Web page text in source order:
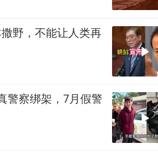
野，不能让人类再
警察绑架，7月假警